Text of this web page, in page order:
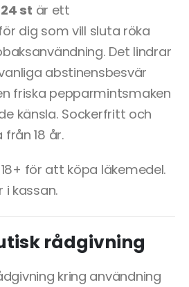
st är ett
dig som vill sluta röka
Det lindrar
abstinensbesvär
friska pepparmintsmaken
känsla. Sockerfritt och
18 år.
för att köpa läkemedel.
i kassan.
rådgivning
kring användning